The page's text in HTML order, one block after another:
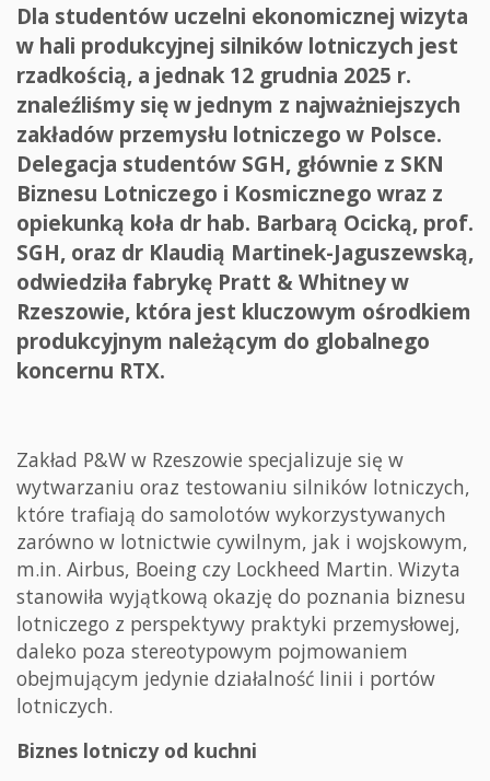
Dla studentów uczelni ekonomicznej wizyta
w hali produkcyjnej silników lotniczych jest
rzadkością, a jednak 12 grudnia 2025 r.
znaleźliśmy się w jednym z najważniejszych
zakładów przemysłu lotniczego w Polsce.
Delegacja studentów SGH, głównie z SKN
Biznesu Lotniczego i Kosmicznego wraz z
opiekunką koła dr hab. Barbarą Ocicką, prof.
SGH, oraz dr Klaudią Martinek-Jaguszewską,
odwiedziła fabrykę Pratt & Whitney w
Rzeszowie, która jest kluczowym ośrodkiem
produkcyjnym należącym do globalnego
koncernu RTX.
Zakład P&W w Rzeszowie specjalizuje się w
wytwarzaniu oraz testowaniu silników lotniczych,
które trafiają do samolotów wykorzystywanych
zarówno w lotnictwie cywilnym, jak i wojskowym,
m.in. Airbus, Boeing czy Lockheed Martin. Wizyta
stanowiła wyjątkową okazję do poznania biznesu
lotniczego z perspektywy praktyki przemysłowej,
daleko poza stereotypowym pojmowaniem
obejmującym jedynie działalność linii i portów
lotniczych.
Biznes lotniczy od kuchni